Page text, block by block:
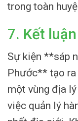
trong toàn
7. Kết
Sự kiện **sáp
Phước** tạo
một vùng địa
việc quản lý